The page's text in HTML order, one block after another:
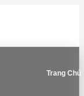
Trang Chủ